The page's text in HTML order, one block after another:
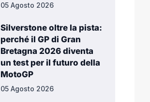
05 Agosto 2026
Silverstone oltre la pista:
perché il GP di Gran
Bretagna 2026 diventa
un test per il futuro della
MotoGP
05 Agosto 2026